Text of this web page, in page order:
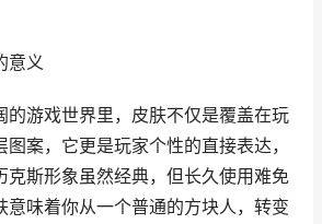
意义
的游戏世界里，皮肤不仅是覆盖在玩
案，它更是玩家个性的直接表达，
克斯形象虽然经典，但长久使用难免
意味着你从一个普通的方块人，转变